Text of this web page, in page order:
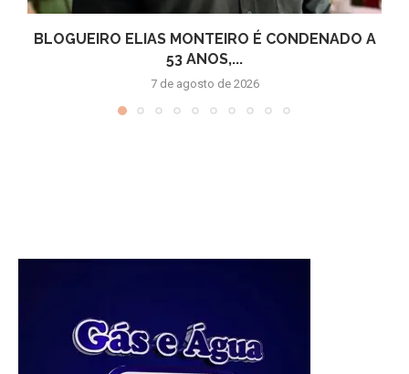
BLOGUEIRO ELIAS MONTEIRO É CONDENADO A
53 ANOS,...
7 de agosto de 2026